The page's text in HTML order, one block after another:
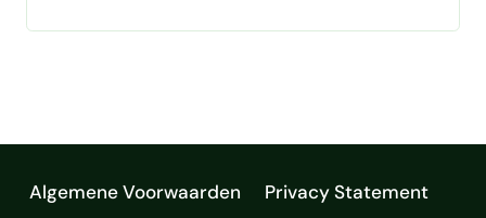
Algemene Voorwaarden
Privacy Statement